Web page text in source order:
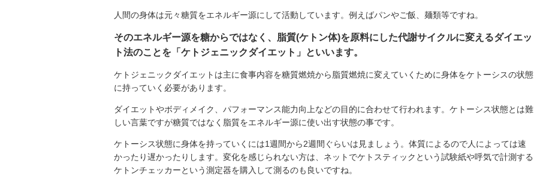
人間の身体は元々糖質をエネルギー源にして活動しています。例えばパンやご飯、麺類等ですね。
そのエネルギー源を糖からではなく、脂質(ケトン体)を原料にした代謝サイクルに変えるダイエッ
ト法のことを「ケトジェニックダイエット」といいます。
ケトジェニックダイエットは主に食事内容を糖質燃焼から脂質燃焼に変えていくために身体をケトーシスの状態
に持っていく必要があります。
ダイエットやボディメイク、パフォーマンス能力向上などの目的に合わせて行われます。ケトーシス状態とは難
しい言葉ですが糖質ではなく脂質をエネルギー源に使い出す状態の事です。
ケトーシス状態に身体を持っていくには1週間から2週間ぐらいは見ましょう。体質によるので人によっては速
かったり遅かったりします。変化を感じられない方は、ネットでケトスティックという試験紙や呼気で計測する
ケトンチェッカーという測定器を購入して測るのも良いですね。